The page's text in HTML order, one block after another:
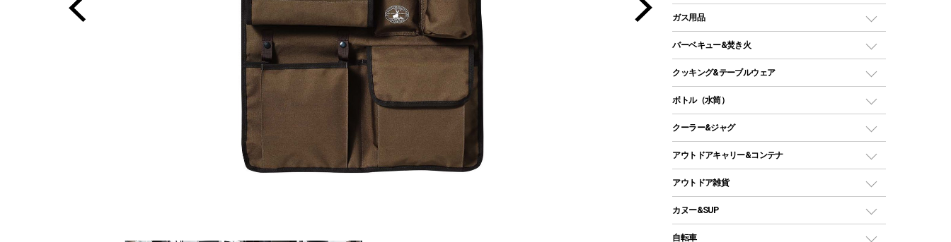
ロッジ型・オリジナルテント
タープ
スクエアタープ（レクタタープ）
メッシュタープ
自立式タープ
パラソル
テントアクセサリー
ペグ
レジャーシート
LEDランタン
ガスランタン
オイルランタン
LEDライト
ヘッドライト
キャンドル
ガス用品
ガスバーナー
ガス缶
ガストーチ、ライター
バーベキュー&焚き火
バーベキューコンロ、グリル
焚き火台タイプ（ロースタイル）グリル
卓上タイプグリル
パーティータイプグリル
鉄板、アミ
焚き火台&ストーブ
クッキング&テーブルウェア
ダッチオーブン
ホットサンドメーカー
クッカーセット
シェラカップ
クッキングツール
ボトル（水筒）
ステンレスボトル
コップ付きタイプ
ワンタッチタイプ
プラスチックボトル
ディズニーボトル
クーラー&ジャグ
クーラーボックス
クーラーバッグ
ウォータージャグ
アウトドアキャリー&コンテナ
アウトドアキャリー
アウトドア雑貨
バックパック&バッグ
カヌー&SUP
インフレータブル
自転車